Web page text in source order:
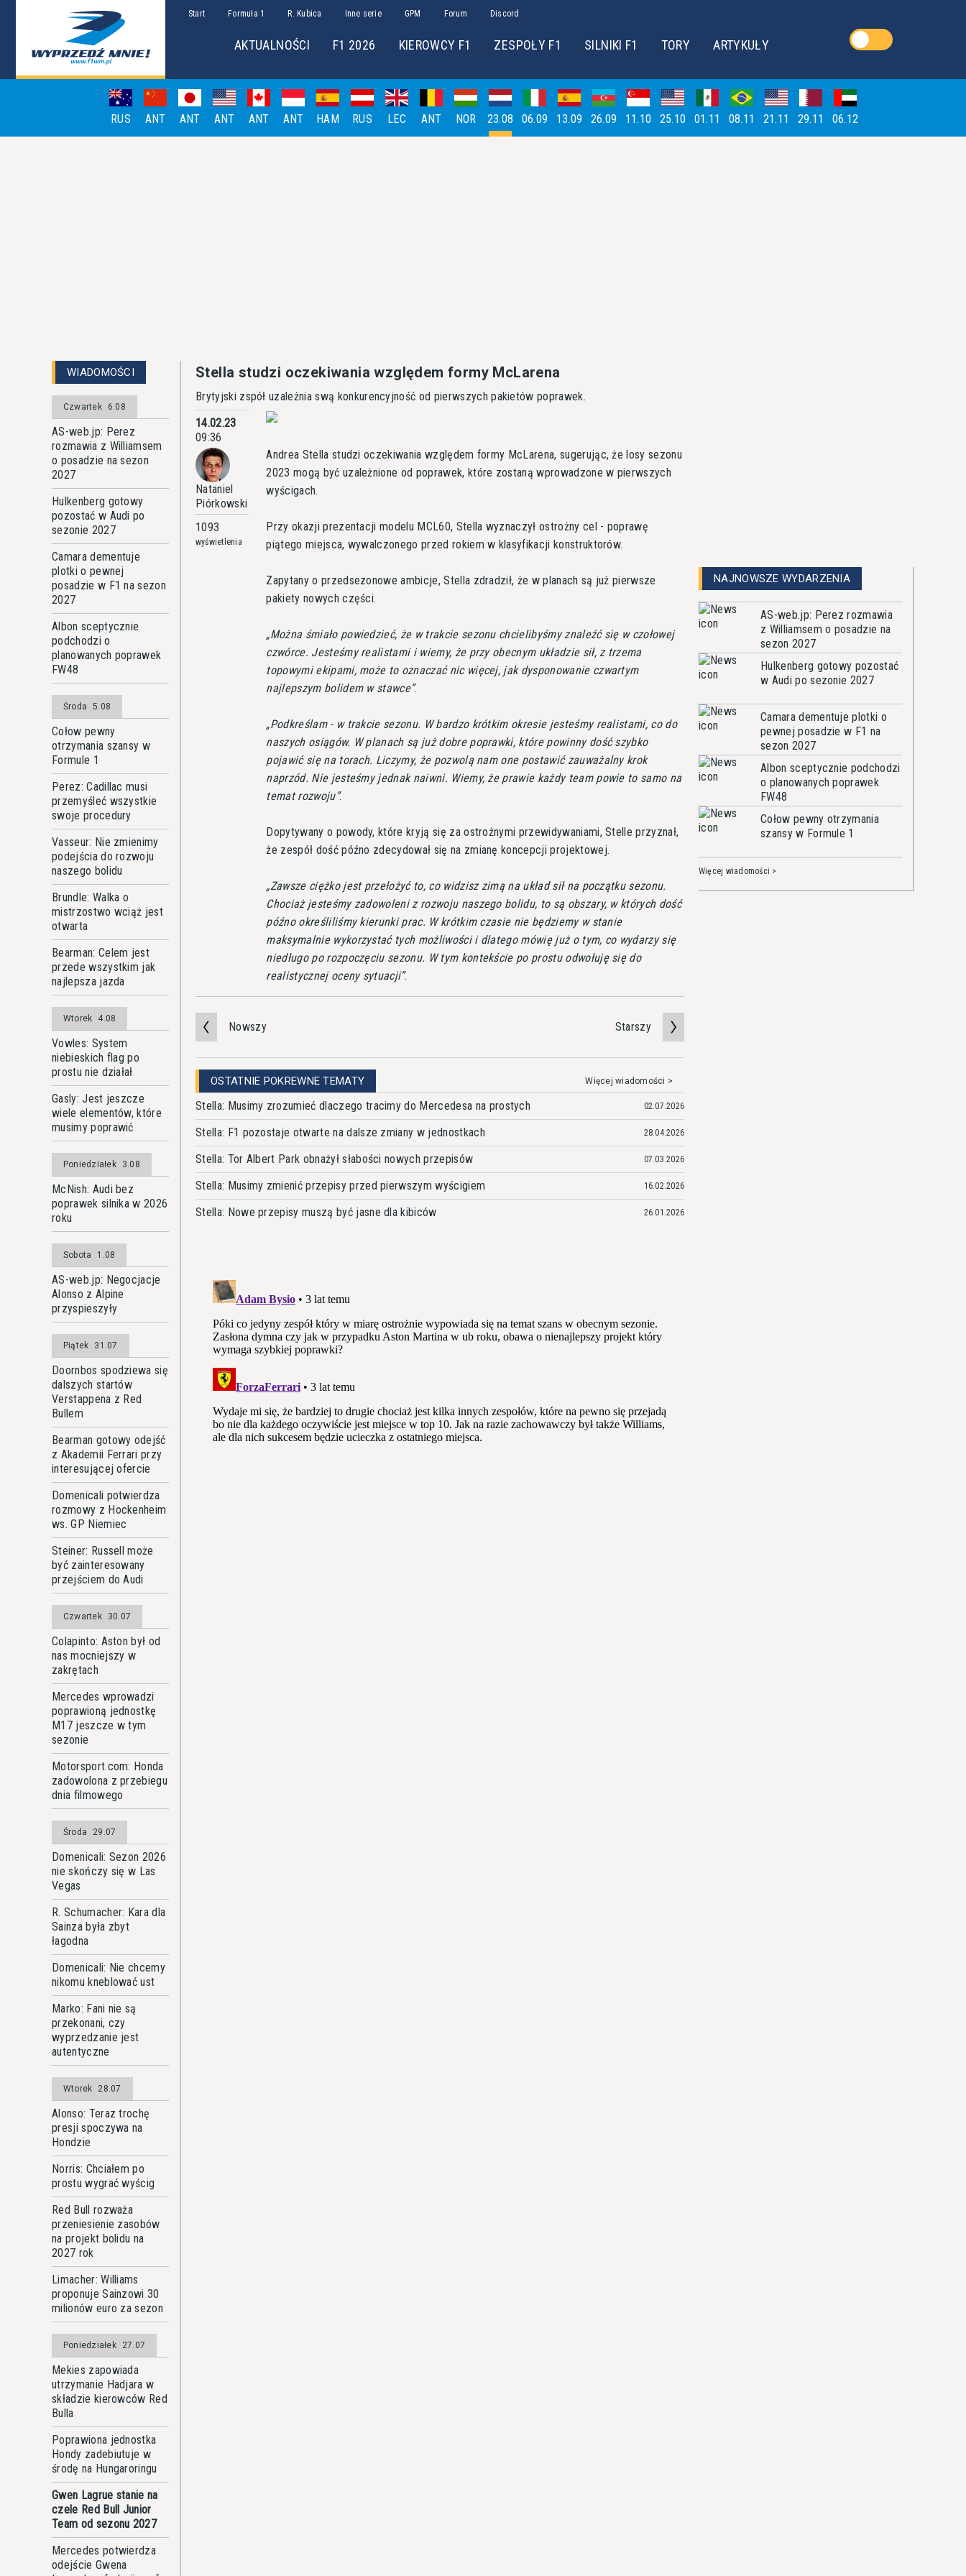
Start Formuła 1 R. Kubica Inne serie GPM Forum Discord
AKTUALNOŚCI F1 2026 KIEROWCY F1 ZESPOŁY F1 SILNIKI F1 TORY ARTYKUŁY
RUS ANT ANT ANT ANT ANT HAM RUS LEC ANT NOR 23.08 06.09 13.09 26.09 11.10 25.10 01.11 08.11 21.11 29.11 06.12
WIADOMOŚCI
Czwartek 6.08
AS-web.jp: Perez
rozmawia z Williamsem
o posadzie na sezon
2027
Hulkenberg gotowy
pozostać w Audi po
sezonie 2027
Camara dementuje
plotki o pewnej
posadzie w F1 na sezon
2027
Albon sceptycznie
podchodzi o
planowanych poprawek
FW48
Środa 5.08
Cołow pewny
otrzymania szansy w
Formule 1
Perez: Cadillac musi
przemyśleć wszystkie
swoje procedury
Vasseur: Nie zmienimy
podejścia do rozwoju
naszego bolidu
Brundle: Walka o
mistrzostwo wciąż jest
otwarta
Bearman: Celem jest
przede wszystkim jak
najlepsza jazda
Wtorek 4.08
Vowles: System
niebieskich flag po
prostu nie działał
Gasly: Jest jeszcze
wiele elementów, które
musimy poprawić
Poniedziałek 3.08
McNish: Audi bez
poprawek silnika w 2026
roku
Sobota 1.08
AS-web.jp: Negocjacje
Alonso z Alpine
przyspieszyły
Piątek 31.07
Doornbos spodziewa się
dalszych startów
Verstappena z Red
Bullem
Bearman gotowy odejść
z Akademii Ferrari przy
interesującej ofercie
Domenicali potwierdza
rozmowy z Hockenheim
ws. GP Niemiec
Steiner: Russell może
być zainteresowany
przejściem do Audi
Czwartek 30.07
Colapinto: Aston był od
nas mocniejszy w
zakrętach
Mercedes wprowadzi
poprawioną jednostkę
M17 jeszcze w tym
sezonie
Motorsport.com: Honda
zadowolona z przebiegu
dnia filmowego
Środa 29.07
Domenicali: Sezon 2026
nie skończy się w Las
Vegas
R. Schumacher: Kara dla
Sainza była zbyt
łagodna
Domenicali: Nie chcemy
nikomu kneblować ust
Marko: Fani nie są
przekonani, czy
wyprzedzanie jest
autentyczne
Wtorek 28.07
Alonso: Teraz trochę
presji spoczywa na
Hondzie
Norris: Chciałem po
prostu wygrać wyścig
Red Bull rozważa
przeniesienie zasobów
na projekt bolidu na
2027 rok
Limacher: Williams
proponuje Sainzowi 30
milionów euro za sezon
Poniedziałek 27.07
Mekies zapowiada
utrzymanie Hadjara w
składzie kierowców Red
Bulla
Poprawiona jednostka
Hondy zadebiutuje w
środę na Hungaroringu
Gwen Lagrue stanie na
czele Red Bull Junior
Team od sezonu 2027
Mercedes potwierdza
odejście Gwena
Stella studzi oczekiwania względem formy McLarena
Brytyjski zspół uzależnia swą konkurencyjność od pierwszych pakietów poprawek.
14.02.23
09:36
Nataniel
Piórkowski
1093
wyświetlenia
Andrea Stella studzi oczekiwania względem formy McLarena, sugerując, że losy sezonu
2023 mogą być uzależnione od poprawek, które zostaną wprowadzone w pierwszych
wyścigach.
Przy okazji prezentacji modelu MCL60, Stella wyznaczył ostrożny cel - poprawę
piątego miejsca, wywalczonego przed rokiem w klasyfikacji konstruktorów.
Zapytany o przedsezonowe ambicje, Stella zdradził, że w planach są już pierwsze
pakiety nowych części.
Można śmiało powiedzieć, że w trakcie sezonu chcielibyśmy znaleźć się w czołowej
czwórce. Jesteśmy realistami i wiemy, że przy obecnym układzie sił, z trzema
topowymi ekipami, może to oznaczać nic więcej, jak dysponowanie czwartym
najlepszym bolidem w stawce .
Podkreślam - w trakcie sezonu. W bardzo krótkim okresie jesteśmy realistami, co do
naszych osiągów. W planach są już dobre poprawki, które powinny dość szybko
pojawić się na torach. Liczymy, że pozwolą nam one postawić zauważalny krok
naprzód. Nie jesteśmy jednak naiwni. Wiemy, że prawie każdy team powie to samo na
temat rozwoju .
Dopytywany o powody, które kryją się za ostrożnymi przewidywaniami, Stelle przyznał,
że zespół dość późno zdecydował się na zmianę koncepcji projektowej.
Zawsze ciężko jest przełożyć to, co widzisz zimą na układ sił na początku sezonu.
Chociaż jesteśmy zadowoleni z rozwoju naszego bolidu, to są obszary, w których dość
późno określiliśmy kierunki prac. W krótkim czasie nie będziemy w stanie
maksymalnie wykorzystać tych możliwości i dlatego mówię już o tym, co wydarzy się
niedługo po rozpoczęciu sezonu. W tym kontekście po prostu odwołuję się do
realistycznej oceny sytuacji .
Nowszy Starszy
OSTATNIE POKREWNE TEMATY Więcej wiadomości >
Stella: Musimy zrozumieć dlaczego tracimy do Mercedesa na prostych 02.07.2026
Stella: F1 pozostaje otwarte na dalsze zmiany w jednostkach 28.04.2026
Stella: Tor Albert Park obnażył słabości nowych przepisów 07.03.2026
Stella: Musimy zmienić przepisy przed pierwszym wyścigiem 16.02.2026
Stella: Nowe przepisy muszą być jasne dla kibiców 26.01.2026
NAJNOWSZE WYDARZENIA
AS-web.jp: Perez rozmawia
z Williamsem o posadzie na
sezon 2027
Hulkenberg gotowy pozostać
w Audi po sezonie 2027
Camara dementuje plotki o
pewnej posadzie w F1 na
sezon 2027
Albon sceptycznie podchodzi
o planowanych poprawek
FW48
Cołow pewny otrzymania
szansy w Formule 1
Więcej wiadomości >